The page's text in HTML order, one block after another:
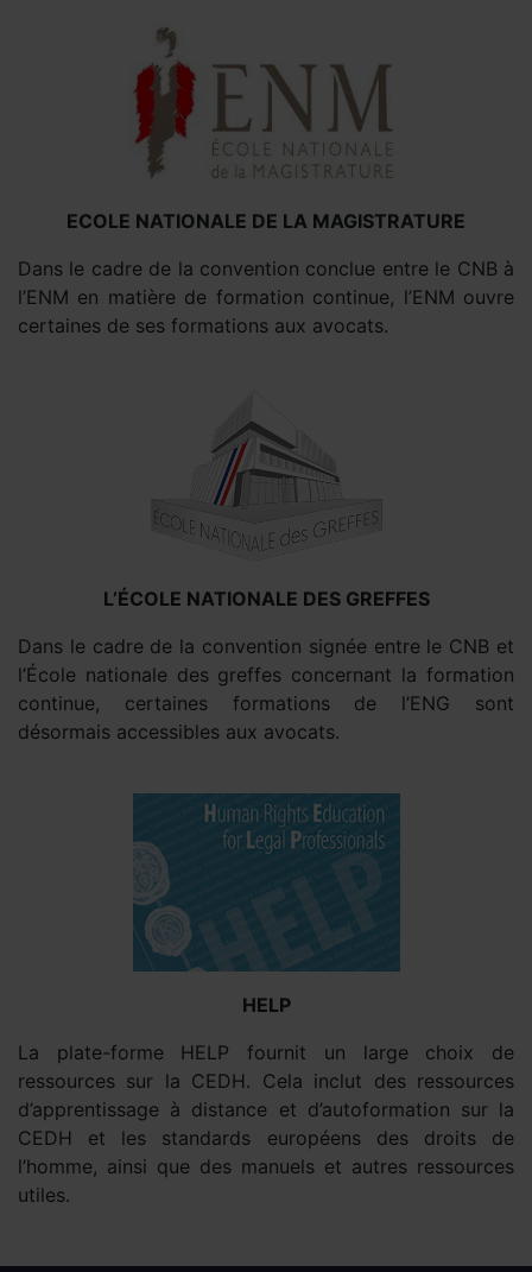
ECOLE NATIONALE DE LA MAGISTRATURE
Dans le cadre de la convention conclue entre le CNB à
l’ENM en matière de formation continue, l’ENM ouvre
certaines de ses formations aux avocats.
L’ÉCOLE NATIONALE DES GREFFES
Dans le cadre de la convention signée entre le CNB et
l’École nationale des greffes concernant la formation
continue, certaines formations de l’ENG sont
désormais accessibles aux avocats.
HELP
La plate-forme HELP fournit un large choix de
ressources sur la CEDH. Cela inclut des ressources
d’apprentissage à distance et d’autoformation sur la
CEDH et les standards européens des droits de
l’homme, ainsi que des manuels et autres ressources
utiles.